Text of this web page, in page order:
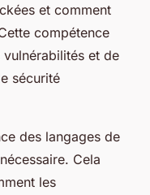
et comment
compétence
et de
sécurité
des langages de
Cela
les